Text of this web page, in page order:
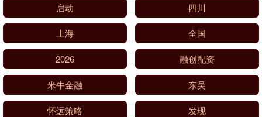
启动 四川
上海 全国
2026 融创配资
米牛金融 东吴
怀远策略 发现